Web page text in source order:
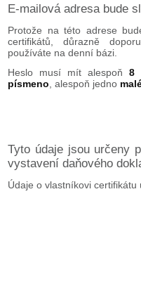
E-mailová adresa bude
Protože na této adrese
certifikátů, důrazně
používáte na denní bázi.
Heslo musí mít alespoň 8
písmeno , alespoň jedno
Tyto údaje jsou určeny
vystavení daňového
Údaje o vlastníkovi certifikátu